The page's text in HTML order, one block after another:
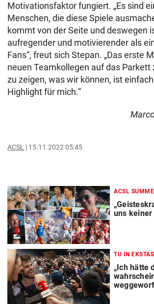
Motivationsfaktor fungiert. „Es sind
Menschen, die diese Spiele
kommt von der Seite und deswegen
aufregender und motivierender als
Fans“, freut sich Stepan. „Das erste
neuen Teamkollegen auf das Parkett
zu zeigen, was wir können, ist
Highlight für mich.“
ACSL 15.11.2022 05:45
ACSL
uns keiner
TU IN
„Ich hätte